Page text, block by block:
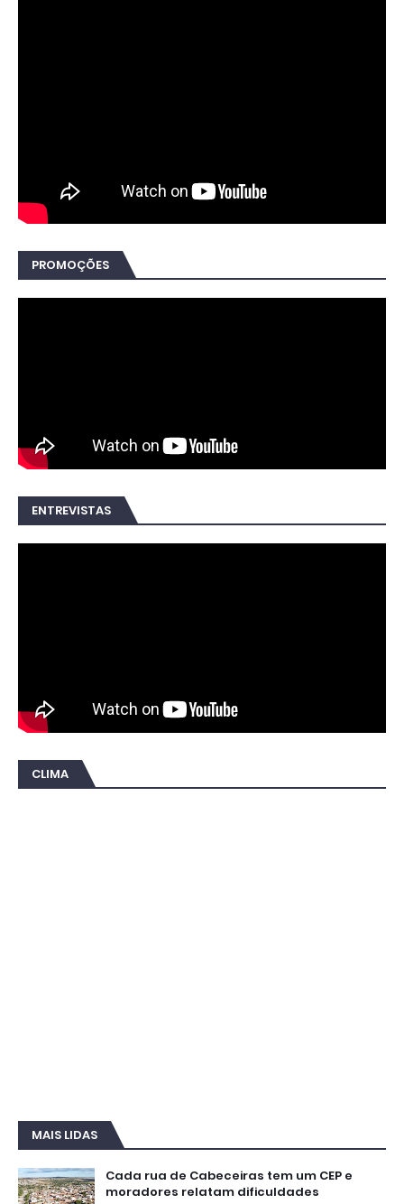
PROMOÇÕES
ENTREVISTAS
CLIMA
MAIS LIDAS
Cada rua de Cabeceiras tem um CEP e
moradores relatam dificuldades